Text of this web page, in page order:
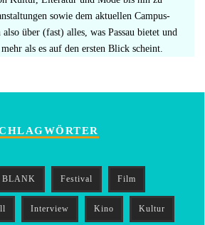
sowie dem aktuellen Campus-
über (fast) alles, was Passau bietet und
als es auf den ersten Blick scheint.
BLANK Festival Film
Interview Kino Kultur